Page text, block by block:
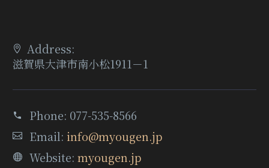
Address:
滋賀県大津市南小松1911－1
Phone: 077-535-8566
Email: info@myougen.jp
Website: myougen.jp